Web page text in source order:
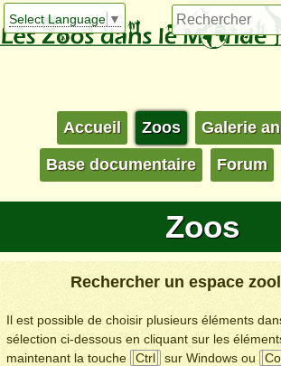
Select Language ▼
Accueil Zoos Galerie
Base documentaire Forum
Zoos
Rechercher un espace
Il est possible de choisir plusieurs éléments
sélection ci-dessous en cliquant sur les
maintenant la touche
Ctrl sur Windows ou